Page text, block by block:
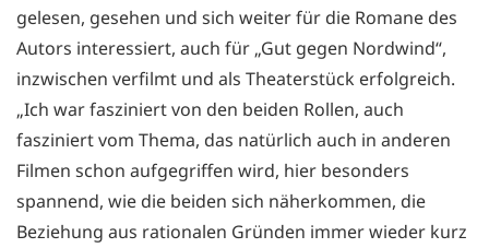
gelesen, gesehen und sich weiter für die Romane des
Autors interessiert, auch für „Gut gegen Nordwind“,
inzwischen verfilmt und als Theaterstück erfolgreich.
„Ich war fasziniert von den beiden Rollen, auch
fasziniert vom Thema, das natürlich auch in anderen
Filmen schon aufgegriffen wird, hier besonders
spannend, wie die beiden sich näherkommen, die
Beziehung aus rationalen Gründen immer wieder kurz